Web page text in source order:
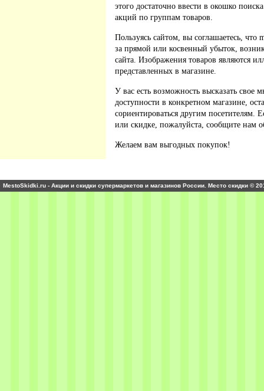
этого достаточно ввести в окошко
акций по группам товаров.
Пользуясь сайтом, вы соглашаетесь, что
за прямой или косвенный убыток,
сайта. Изображения товаров являются
представленных в магазине.
У вас есть возможность высказать свое
доступности в конкретном магазине,
сориентироваться другим
или скидке, пожалуйста, сообщите нам
Желаем вам выгодных покупок!
MestoSkidki.ru - Акции и скидки супермаркетов и магазинов России. Место скидки ©